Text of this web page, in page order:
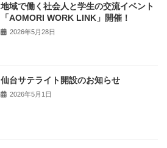
地域で働く社会人と学生の交流イベント
「AOMORI WORK LINK」開催！
2026年5月28日
仙台サテライト開設のお知らせ
2026年5月1日